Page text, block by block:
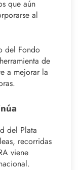
que aún
al
del Fondo
de
a mejorar la
del Plata
recorridas
viene